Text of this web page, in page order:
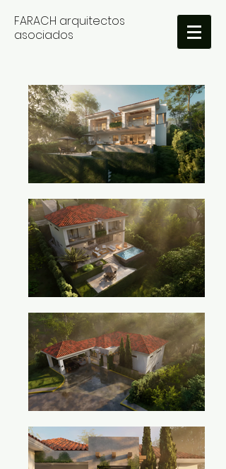
FARACH arquitectos
asociados